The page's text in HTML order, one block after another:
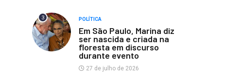
3 POLÍTICA
Em São Paulo, Marina diz
ser nascida e criada na
floresta em discurso
durante evento
27 de julho de 2026